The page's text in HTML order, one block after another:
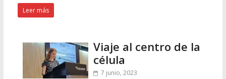
Leer más
Viaje al centro de la
célula
7 junio, 2023